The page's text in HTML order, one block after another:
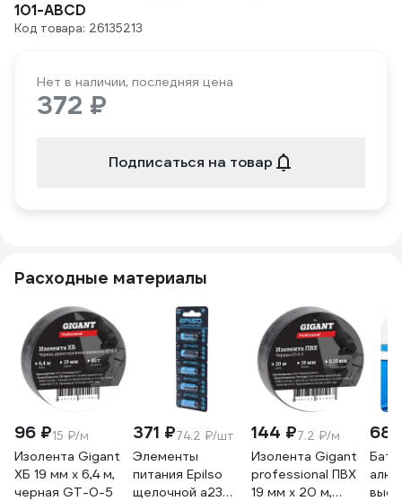
101-ABCD
Код товара: 26135213
Нет в наличии, последняя цена
372 ₽
Подписаться на товар
Расходные материалы
96 ₽15 ₽/м
Изолента Gigant
ХБ 19 мм х 6,4 м,
черная GT-0-5
371 ₽74.2 ₽/шт
Элементы
питания Epilso
щелочной a23
144 ₽7.2 ₽/м
Изолента Gigant
professional ПВХ
19 мм х 20 м,
68